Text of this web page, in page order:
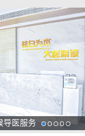
导医服务